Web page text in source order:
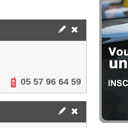
05 57 96 64 59